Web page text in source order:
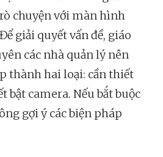
chuyện với màn hình
giải quyết vấn đề, giáo
các nhà quản lý nên
thành hai loại: cần thiết
bật camera. Nếu bắt buộc
gợi ý các biện pháp